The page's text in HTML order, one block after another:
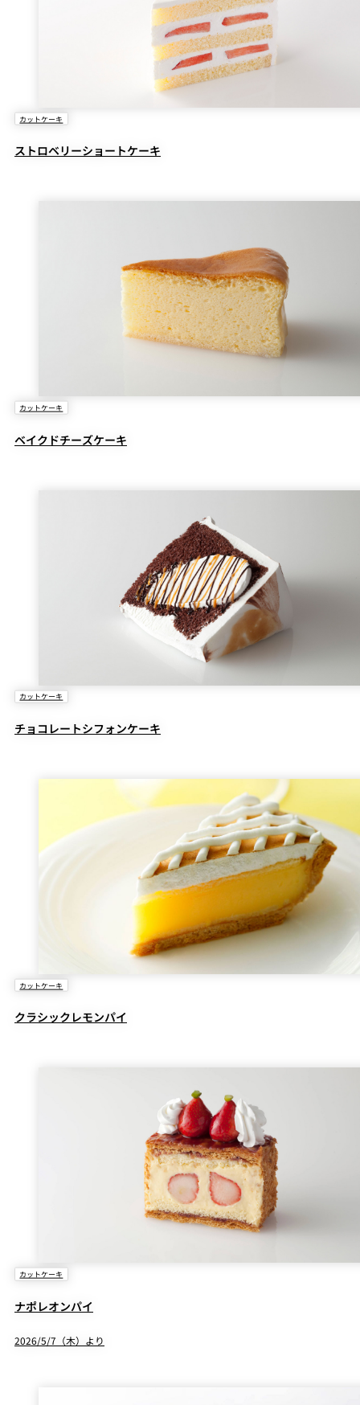
カットケーキ
ストロベリーショートケーキ
カットケーキ
ベイクドチーズケーキ
カットケーキ
チョコレートシフォンケーキ
カットケーキ
クラシックレモンパイ
カットケーキ
ナポレオンパイ
2026/5/7（木）より